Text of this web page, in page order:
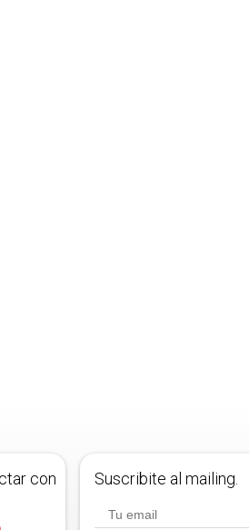
con
Suscribite al mailing.